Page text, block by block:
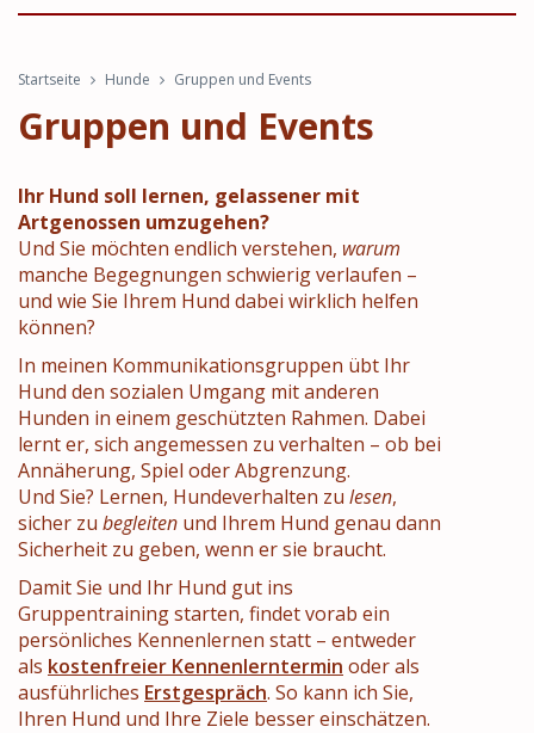
Startseite Hunde Gruppen und Events
Gruppen und Events
Ihr Hund soll lernen, gelassener mit
Artgenossen umzugehen?
Und Sie möchten endlich verstehen, warum
manche Begegnungen schwierig verlaufen –
und wie Sie Ihrem Hund dabei wirklich helfen
können?
In meinen Kommunikationsgruppen übt Ihr
Hund den sozialen Umgang mit anderen
Hunden in einem geschützten Rahmen. Dabei
lernt er, sich angemessen zu verhalten – ob bei
Annäherung, Spiel oder Abgrenzung.
Und Sie? Lernen, Hundeverhalten zu lesen,
sicher zu begleiten und Ihrem Hund genau dann
Sicherheit zu geben, wenn er sie braucht.
Damit Sie und Ihr Hund gut ins
Gruppentraining starten, findet vorab ein
persönliches Kennenlernen statt – entweder
als kostenfreier Kennenlerntermin oder als
ausführliches Erstgespräch. So kann ich Sie,
Ihren Hund und Ihre Ziele besser einschätzen.